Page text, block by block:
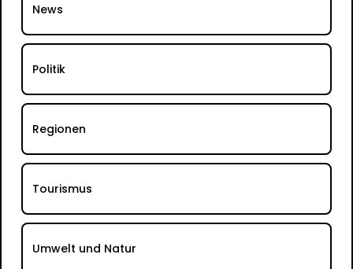
News
Politik
Regionen
Tourismus
Umwelt und Natur